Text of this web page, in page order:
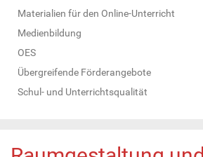
Materialien für den Online-Unterricht
Medienbildung
OES
Übergreifende Förderangebote
Schul- und Unterrichtsqualität